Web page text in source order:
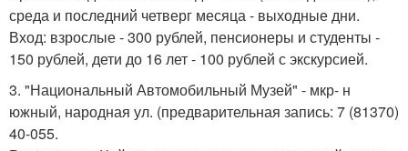
среда и последний четверг месяца - выходные дни.
Вход: взрослые - 300 рублей, пенсионеры и студенты -
150 рублей, дети до 16 лет - 100 рублей с экскурсией.
3. "Национальный Автомобильный Музей" - мкр- н
южный, народная ул. (предварительная запись: 7 (81370)
40-055.